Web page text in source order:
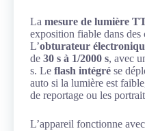
La mesure de lumière
exposition fiable dans
L’obturateur
de 30 s à 1/2000 s, avec
s. Le flash intégré se
auto si la lumière est
de reportage ou les
L’appareil fonctionne avec